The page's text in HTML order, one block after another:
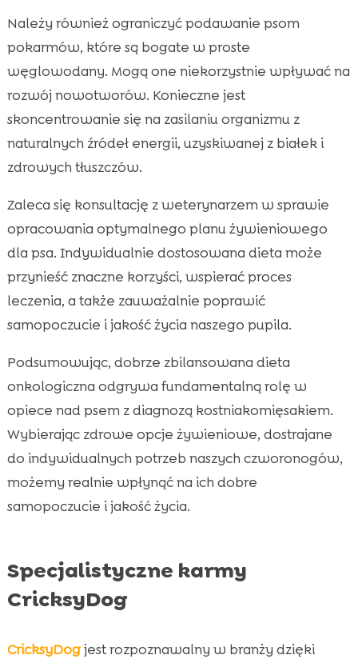
Należy również ograniczyć podawanie psom
pokarmów, które są bogate w proste
węglowodany. Mogą one niekorzystnie wpływać na
rozwój nowotworów. Konieczne jest
skoncentrowanie się na zasilaniu organizmu z
naturalnych źródeł energii, uzyskiwanej z białek i
zdrowych tłuszczów.
Zaleca się konsultację z weterynarzem w sprawie
opracowania optymalnego planu żywieniowego
dla psa. Indywidualnie dostosowana dieta może
przynieść znaczne korzyści, wspierać proces
leczenia, a także zauważalnie poprawić
samopoczucie i jakość życia naszego pupila.
Podsumowując, dobrze zbilansowana dieta
onkologiczna odgrywa fundamentalną rolę w
opiece nad psem z diagnozą kostniakomięsakiem.
Wybierając zdrowe opcje żywieniowe, dostrajane
do indywidualnych potrzeb naszych czworonogów,
możemy realnie wpłynąć na ich dobre
samopoczucie i jakość życia.
Specjalistyczne karmy
CricksyDog
CricksyDogjest rozpoznawalny w branży dzięki